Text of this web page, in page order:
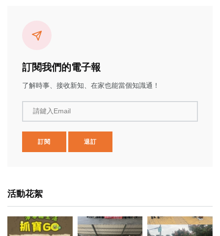
訂閱我們的電子報
了解時事、接收新知、在家也能當個知識通！
請鍵入Email
訂閱 退訂
活動花絮